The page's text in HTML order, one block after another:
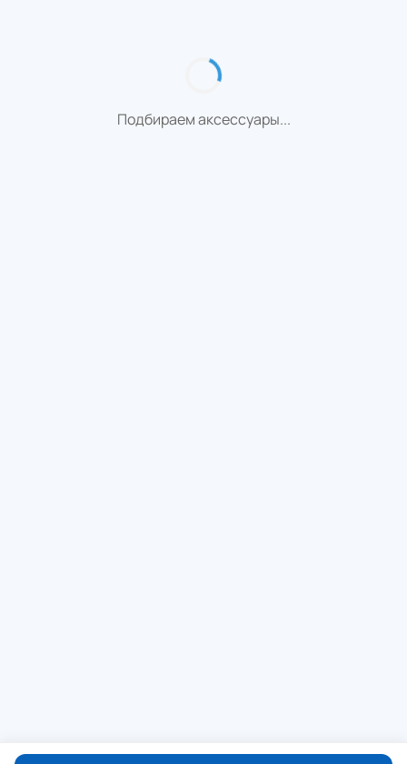
Подбираем аксессуары...